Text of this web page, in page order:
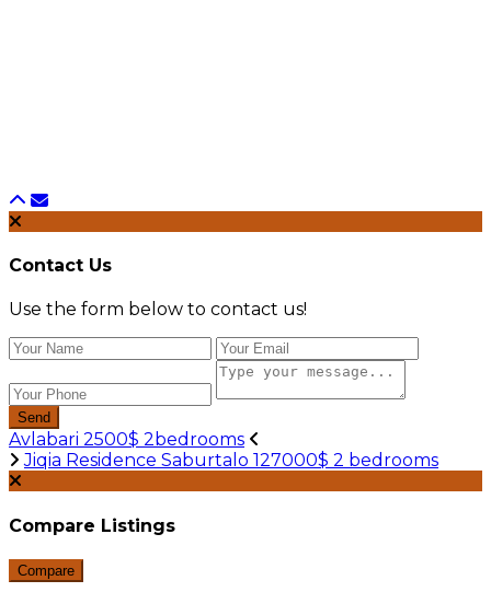
Contact Us
Use the form below to contact us!
Send
Avlabari 2500$ 2bedrooms
Jiqia Residence Saburtalo 127000$ 2 bedrooms
Compare Listings
Compare